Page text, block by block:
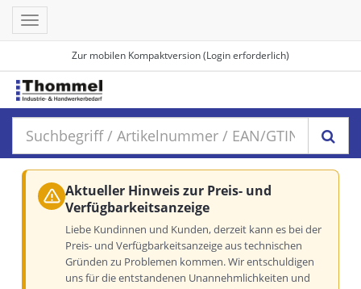
Zur mobilen Kompaktversion (Login erforderlich)
Toggle
navigation
Aktueller Hinweis zur Preis- und
Verfügbarkeitsanzeige
Liebe Kundinnen und Kunden, derzeit kann es bei der
Preis- und Verfügbarkeitsanzeige aus technischen
Gründen zu Problemen kommen. Wir entschuldigen
uns für die entstandenen Unannehmlichkeiten und